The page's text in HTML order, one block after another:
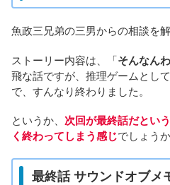
魚政三兄弟の三男からの相談を解
ストーリー内容は、「そんなん
飛な話ですが、推理ゲームとし
で、すんなり終わりました。
というか、 次回が最終話だとい
く終わってしまう感じでしょうか
最終話 サウンドオブメ